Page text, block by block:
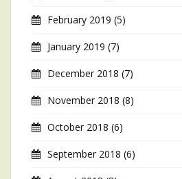
February 2019 (5)
January 2019 (7)
December 2018 (7)
November 2018 (8)
October 2018 (6)
September 2018 (6)